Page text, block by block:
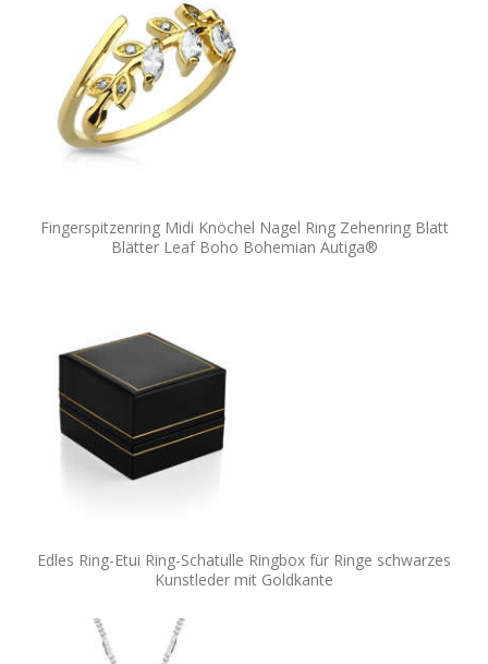
Fingerspitzenring Midi Knöchel Nagel Ring Zehenring Blatt
Blätter Leaf Boho Bohemian Autiga®
Edles Ring-Etui Ring-Schatulle Ringbox für Ringe schwarzes
Kunstleder mit Goldkante